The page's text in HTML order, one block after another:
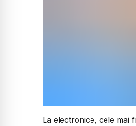
La electronice, cele mai